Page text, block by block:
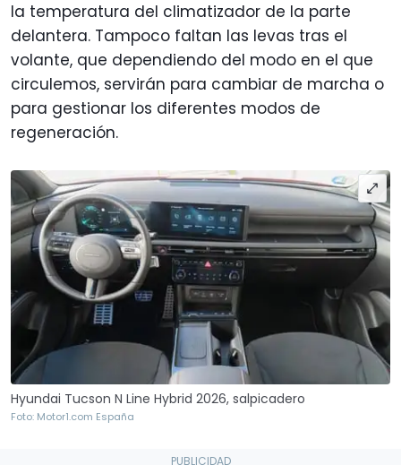
la temperatura del climatizador de la parte
delantera. Tampoco faltan las levas tras el
volante, que dependiendo del modo en el que
circulemos, servirán para cambiar de marcha o
para gestionar los diferentes modos de
regeneración.
Hyundai Tucson N Line Hybrid 2026, salpicadero
Foto: Motor1.com España